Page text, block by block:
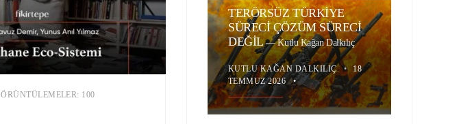
100
TERÖRSÜZ TÜRKİYE
SÜRECİ ÇÖZÜM SÜRECİ
DEĞİL—Kutlu Kağan Dalkılıç
KUTLU KAĞAN DALKILIÇ • 18
TEMMUZ 2026 •